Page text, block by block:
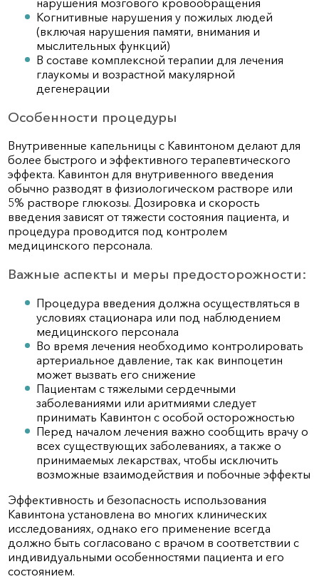
нарушения мозгового кровообращения
Когнитивные нарушения у пожилых людей
(включая нарушения памяти, внимания и
мыслительных функций)
В составе комплексной терапии для лечения
глаукомы и возрастной макулярной
дегенерации
Особенности процедуры
Внутривенные капельницы с Кавинтоном делают для
более быстрого и эффективного терапевтического
эффекта. Кавинтон для внутривенного введения
обычно разводят в физиологическом растворе или
5% растворе глюкозы. Дозировка и скорость
введения зависят от тяжести состояния пациента, и
процедура проводится под контролем
медицинского персонала.
Важные аспекты и меры предосторожности:
Процедура введения должна осуществляться в
условиях стационара или под наблюдением
медицинского персонала
Во время лечения необходимо контролировать
артериальное давление, так как винпоцетин
может вызвать его снижение
Пациентам с тяжелыми сердечными
заболеваниями или аритмиями следует
принимать Кавинтон с особой осторожностью
Перед началом лечения важно сообщить врачу о
всех существующих заболеваниях, а также о
принимаемых лекарствах, чтобы исключить
возможные взаимодействия и побочные эффекты
Эффективность и безопасность использования
Кавинтона установлена во многих клинических
исследованиях, однако его применение всегда
должно быть согласовано с врачом в соответствии с
индивидуальными особенностями пациента и его
состоянием.